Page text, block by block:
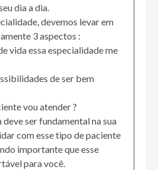
dia a dia.
devemos levar em
3 aspectos :
vida essa especialidade me
de ser bem
vou atender ?
ser fundamental na sua
com esse tipo de paciente
importante que esse
para você.